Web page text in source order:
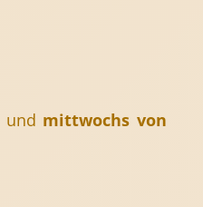
und mittwochs von